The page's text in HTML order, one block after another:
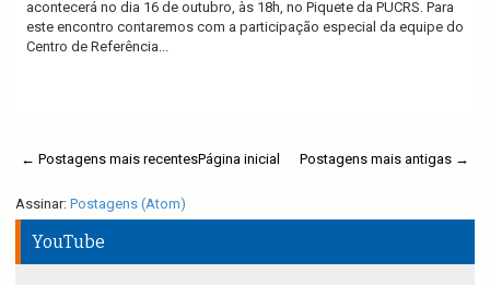
acontecerá no dia 16 de outubro, às 18h, no Piquete da PUCRS. Para
este encontro contaremos com a participação especial da equipe do
Centro de Referência...
← Postagens mais recentes Postagens mais antigas →
Página inicial
Assinar: Postagens (Atom)
YouTube